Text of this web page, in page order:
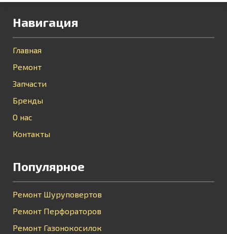
Навигация
Главная
Ремонт
Запчасти
Бренды
О нас
Контакты
Популярное
Ремонт Шуруповертов
Ремонт Перфораторов
Ремонт Газонокосилок